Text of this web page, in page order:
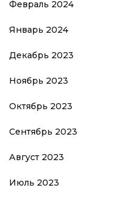
Февраль 2024
Январь 2024
Декабрь 2023
Ноябрь 2023
Октябрь 2023
Сентябрь 2023
Август 2023
Июль 2023